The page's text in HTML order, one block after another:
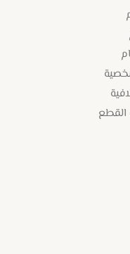
القطع